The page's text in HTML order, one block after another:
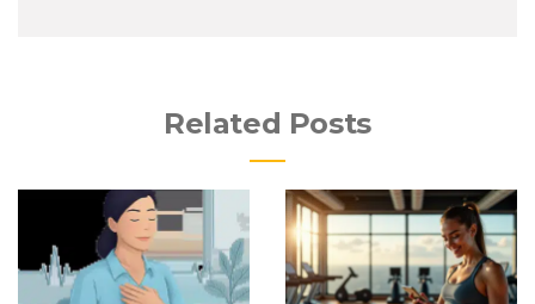
Related Posts